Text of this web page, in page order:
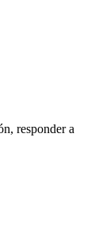
responder a